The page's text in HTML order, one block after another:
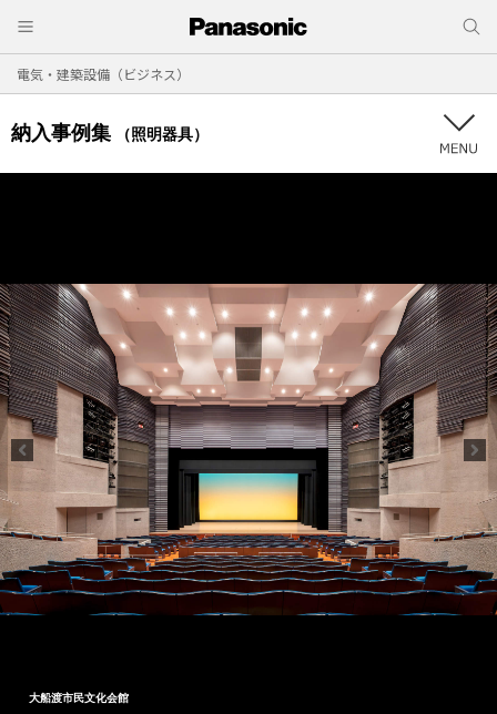
電気・建築設備（ビジネス）
納入事例集 （照明器具）
大船渡市民文化会館